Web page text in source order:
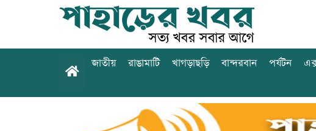
জাতীয় রাঙামাটি খাগড়াছড়ি বান্দরবান পর্যটন